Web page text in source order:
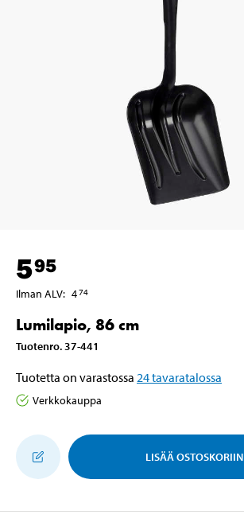
595
Ilman ALV: 474
Lumilapio, 86 cm
Tuotenro. 37-441
Tuotetta on varastossa 24tavaratalossa
Verkkokauppa
LISÄÄ OSTOSKORIIN